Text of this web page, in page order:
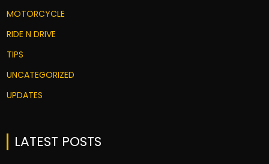
MOTORCYCLE
RIDE N DRIVE
TIPS
UNCATEGORIZED
UPDATES
LATEST POSTS